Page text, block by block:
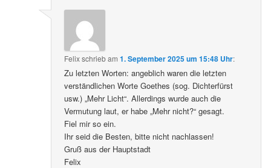
Felixschriebam1. September 2025 um 15:48 Uhr:
Zu letzten Worten: angeblich waren die letzten
verständlichen Worte Goethes (sog. Dichterfürst
usw.) „Mehr Licht“. Allerdings wurde auch die
Vermutung laut, er habe „Mehr nicht?“ gesagt.
Fiel mir so ein.
Ihr seid die Besten, bitte nicht nachlassen!
Gruß aus der Hauptstadt
Felix